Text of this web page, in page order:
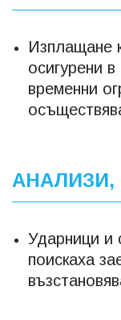
Изплащане
осигурени
временни
АНАЛИЗИ,
Ударници и
поискаха